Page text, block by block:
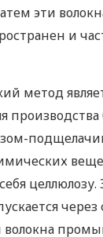
эти
и
метод
волокна